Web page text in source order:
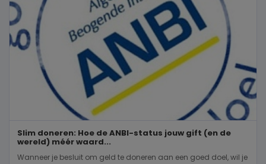
Slim doneren: Hoe de ANBI-status jouw gift (en de
wereld) méér waard...
Wanneer je besluit om geld te doneren aan een goed doel, wil je